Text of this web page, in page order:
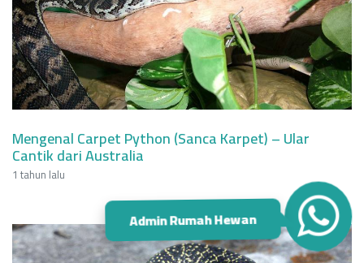
Mengenal Carpet Python (Sanca Karpet) – Ular
Cantik dari Australia
1 tahun lalu
Admin Rumah Hewan